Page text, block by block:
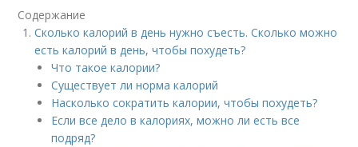
Содержание
Сколько калорий в день нужно съесть. Сколько можно
есть калорий в день, чтобы похудеть?
Что такое калории?
Существует ли норма калорий
Насколько сократить калории, чтобы похудеть?
Если все дело в калориях, можно ли есть все
подряд?